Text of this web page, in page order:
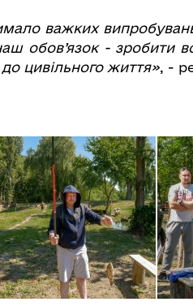
важких
обов’язок - зробити
цивільного життя», -